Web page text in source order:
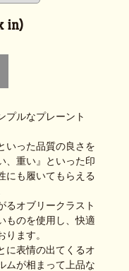
in)
プルなプレーント
いった品質の良さを
、重い』といった印
にも履いてもらえる
るオブリークラスト
ものを使用し、快適
ます。
に表情の出てくるオ
ムが相まって上品な